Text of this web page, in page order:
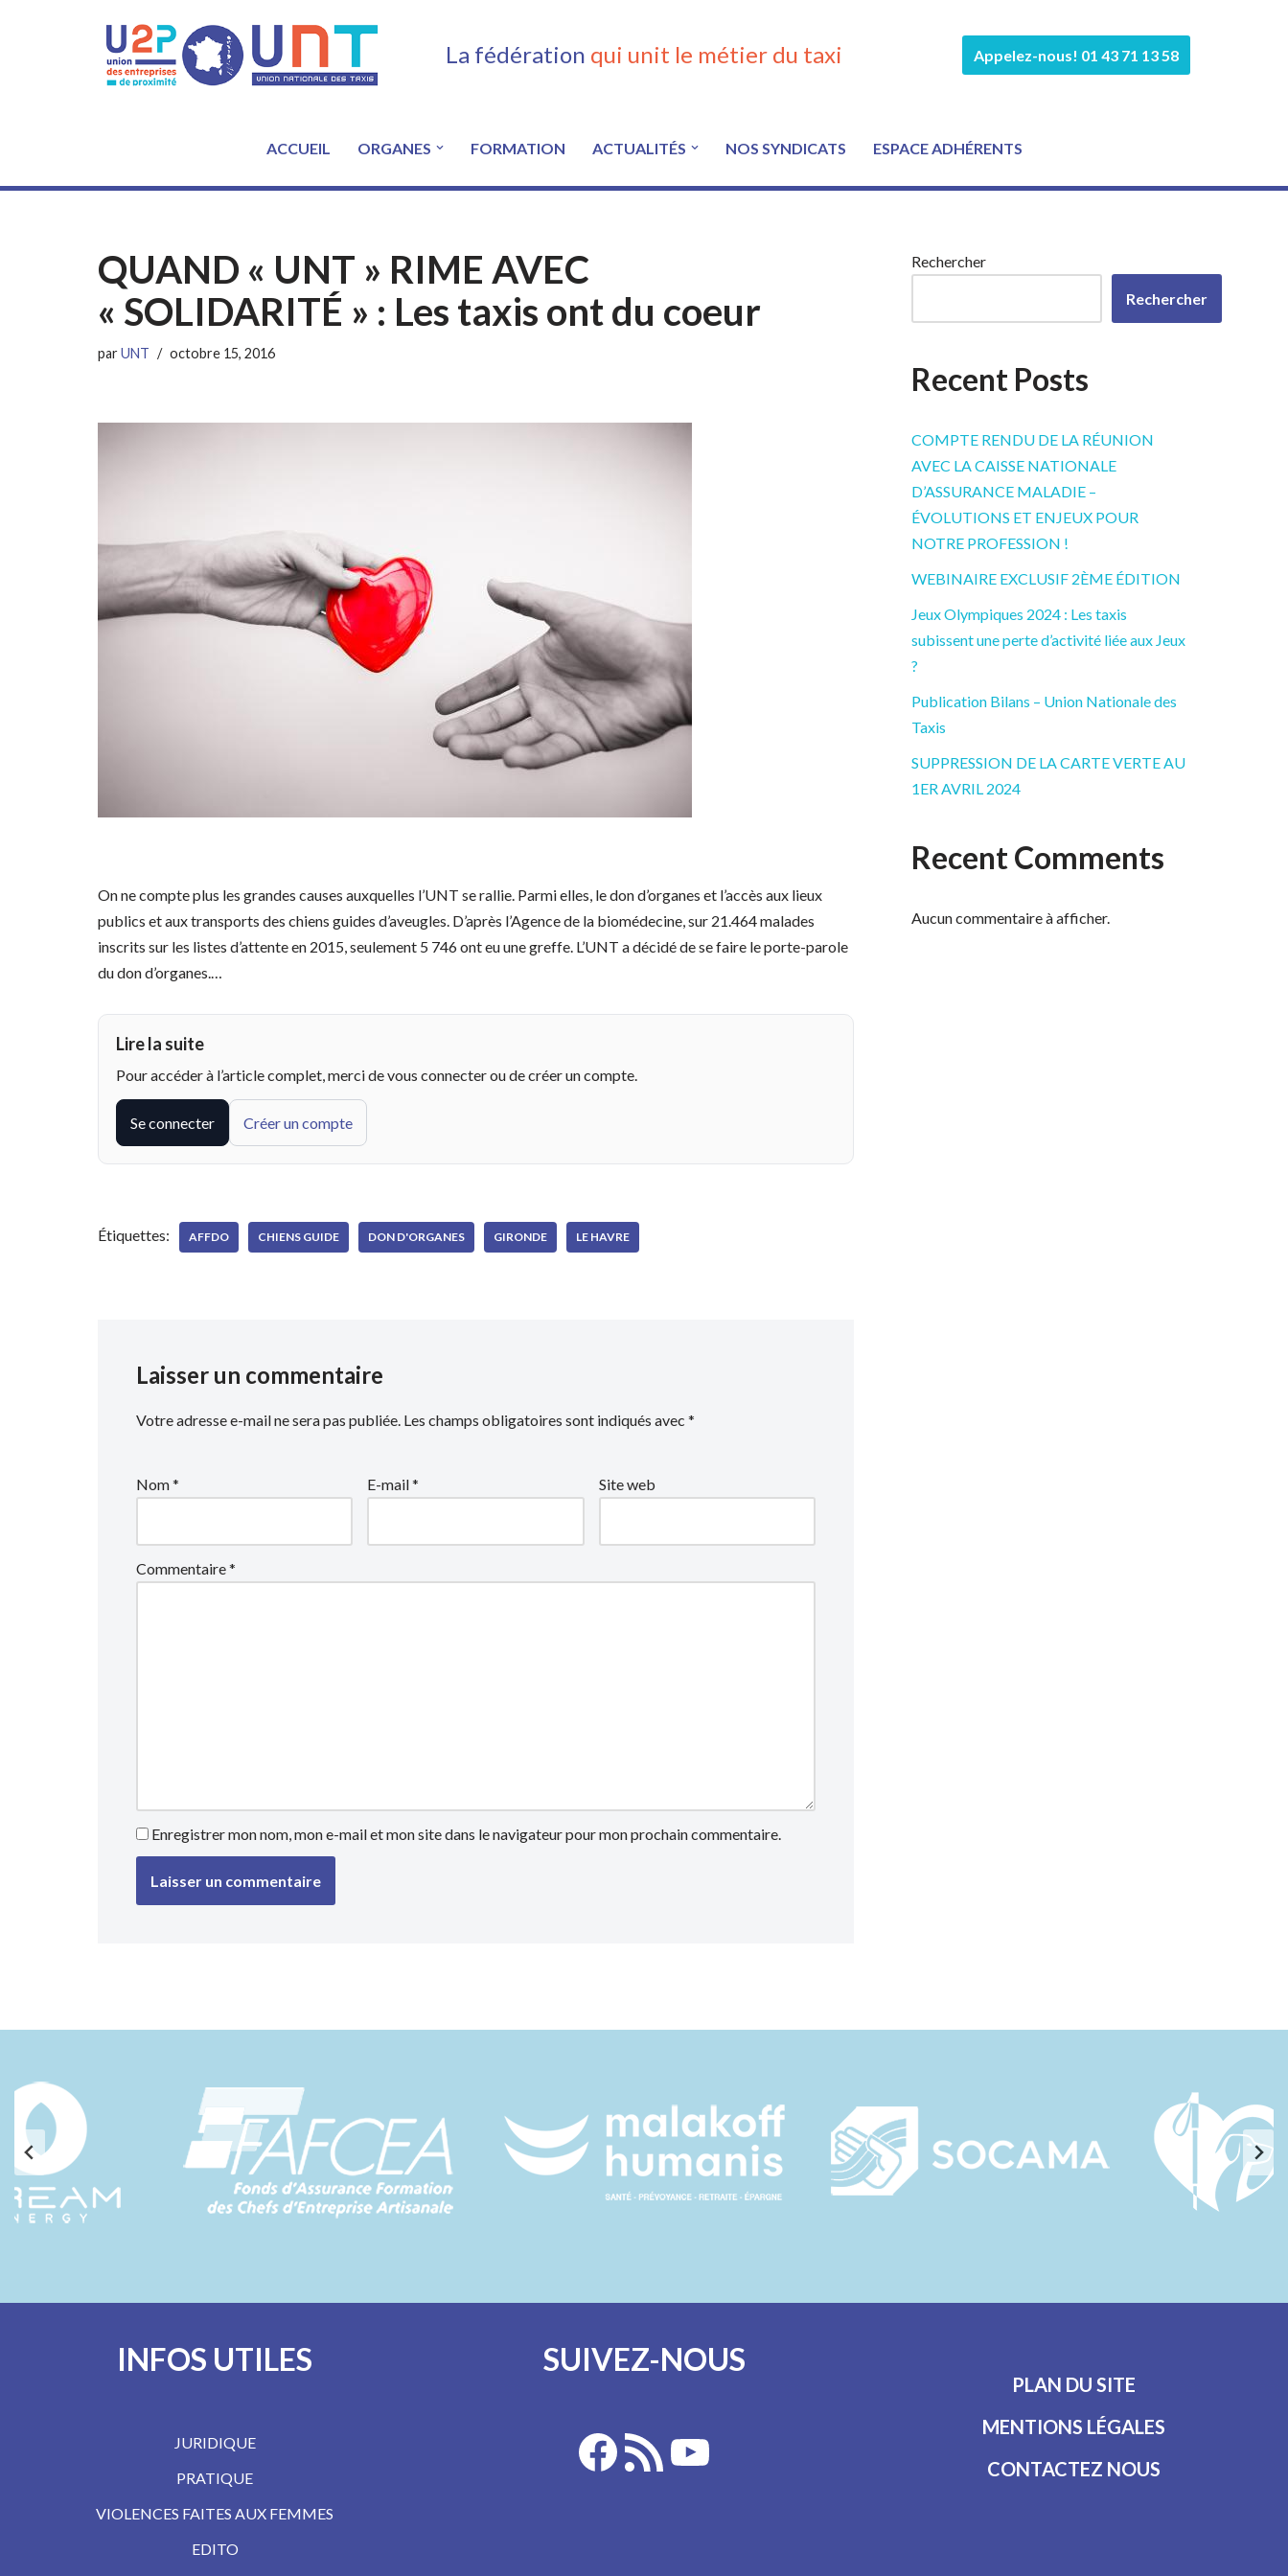
La fédération qui unit le métier du taxi Appelez-nous! 01 43 71 13 58
ACCUEIL ORGANES FORMATION ACTUALITÉS NOS SYNDICATS ESPACE ADHÉRENTS
QUAND « UNT » RIME AVEC
« SOLIDARITÉ » : Les taxis ont du coeur
parUNT octobre 15, 2016
On ne compte plus les grandes causes auxquelles l’UNT se rallie. Parmi elles, le don d’organes et l’accès aux lieux
publics et aux transports des chiens guides d’aveugles. D’après l’Agence de la biomédecine, sur 21.464 malades
inscrits sur les listes d’attente en 2015, seulement 5 746 ont eu une greffe. L’UNT a décidé de se faire le porte-parole
du don d’organes.…
Lire la suite
Pour accéder à l’article complet, merci de vous connecter ou de créer un compte.
Se connecter Créer un compte
Étiquettes: AFFDO CHIENS GUIDE DON D'ORGANES GIRONDE LE HAVRE
Laisser un commentaire
Votre adresse e-mail ne sera pas publiée. Les champs obligatoires sont indiqués avec *
Nom* E-mail* Site web
Commentaire*
Enregistrer mon nom, mon e-mail et mon site dans le navigateur pour mon prochain commentaire.
Rechercher
Rechercher
Recent Posts
COMPTE RENDU DE LA RÉUNION
AVEC LA CAISSE NATIONALE
D’ASSURANCE MALADIE –
ÉVOLUTIONS ET ENJEUX POUR
NOTRE PROFESSION !
WEBINAIRE EXCLUSIF 2ÈME ÉDITION
Jeux Olympiques 2024 : Les taxis
subissent une perte d’activité liée aux Jeux
?
Publication Bilans – Union Nationale des
Taxis
SUPPRESSION DE LA CARTE VERTE AU
1ER AVRIL 2024
Recent Comments
Aucun commentaire à afficher.
INFOS UTILES
JURIDIQUE
PRATIQUE
VIOLENCES FAITES AUX FEMMES
EDITO
SUIVEZ-NOUS
PLAN DU SITE
MENTIONS LÉGALES
CONTACTEZ NOUS